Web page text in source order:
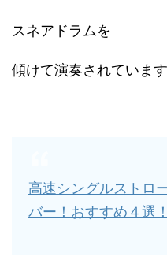
スネアドラムを
傾けて演奏されています
高速シングルストロ
バー！おすすめ４選